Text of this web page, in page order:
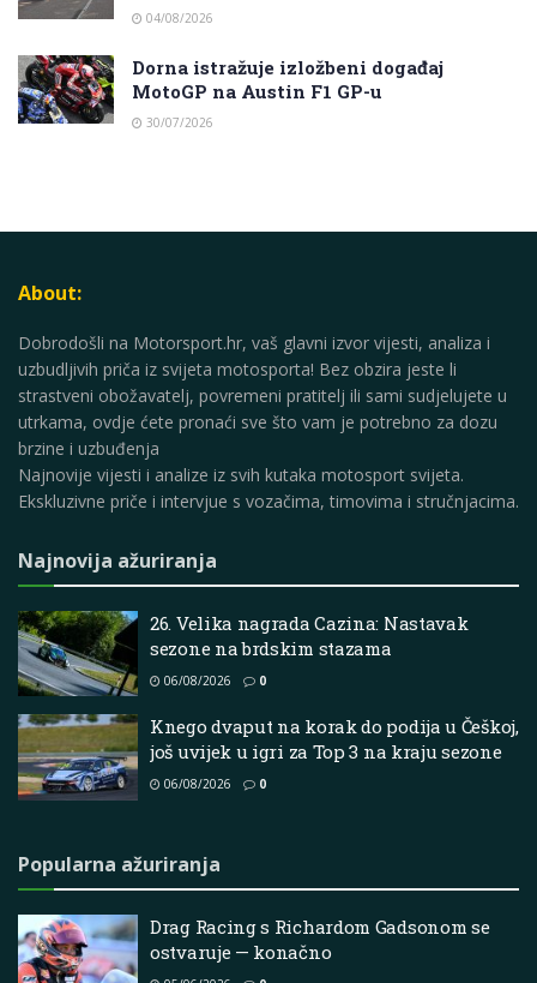
04/08/2026
Dorna istražuje izložbeni događaj
MotoGP na Austin F1 GP-u
30/07/2026
About:
Dobrodošli na Motorsport.hr, vaš glavni izvor vijesti, analiza i
uzbudljivih priča iz svijeta motosporta! Bez obzira jeste li
strastveni obožavatelj, povremeni pratitelj ili sami sudjelujete u
utrkama, ovdje ćete pronaći sve što vam je potrebno za dozu
brzine i uzbuđenja
Najnovije vijesti i analize iz svih kutaka motosport svijeta.
Ekskluzivne priče i intervjue s vozačima, timovima i stručnjacima.
Najnovija ažuriranja
26. Velika nagrada Cazina: Nastavak
sezone na brdskim stazama
06/08/2026 0
Knego dvaput na korak do podija u Češkoj,
još uvijek u igri za Top 3 na kraju sezone
06/08/2026 0
Popularna ažuriranja
Drag Racing s Richardom Gadsonom se
ostvaruje — konačno